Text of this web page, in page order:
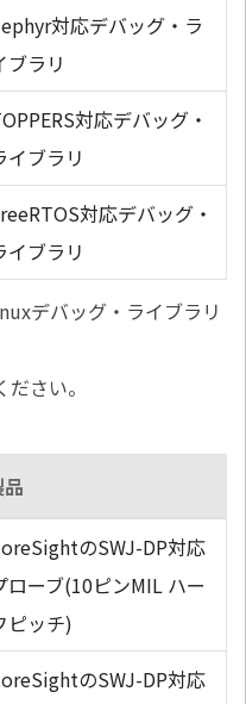
対応デバッグ・ラ
ブラリ
対応デバッグ・
イブラリ
対応デバッグ・
イブラリ
デバッグ・ライブラリ
さい。
のSWJ-DP対応
ローブ(10ピンMIL ハー
ピッチ)
のSWJ-DP対応